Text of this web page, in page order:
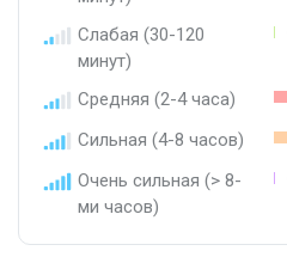
Слабая (30-120
минут)
Средняя (2-4 часа)
Сильная (4-8 часов)
Очень сильная (> 8-
ми часов)